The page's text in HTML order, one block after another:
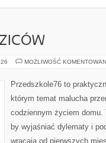
MOŻLIWOŚĆ
Przedszkole76 to
którym temat malucha
codziennym życiem
by wyjaśniać dylematy i
wracają od pierwszych